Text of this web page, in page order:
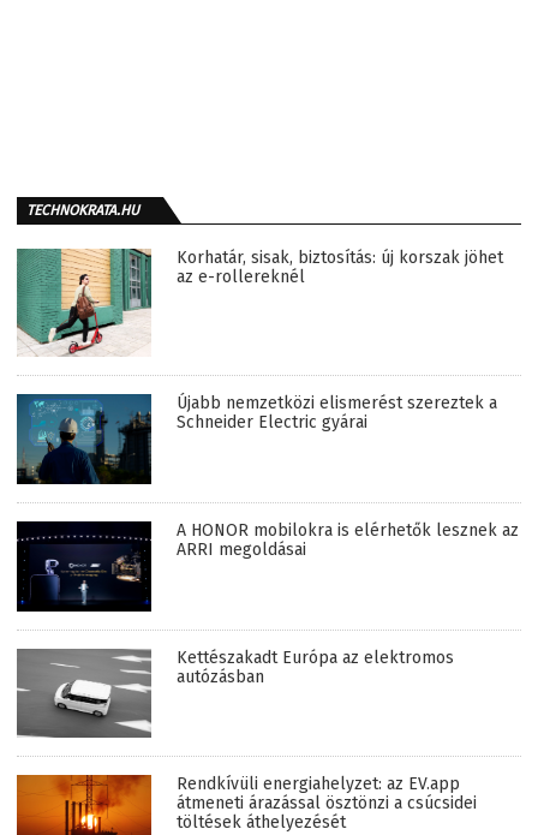
TECHNOKRATA.HU
Korhatár, sisak, biztosítás: új korszak jöhet
az e-rollereknél
Újabb nemzetközi elismerést szereztek a
Schneider Electric gyárai
A HONOR mobilokra is elérhetők lesznek az
ARRI megoldásai
Kettészakadt Európa az elektromos
autózásban
Rendkívüli energiahelyzet: az EV.app
átmeneti árazással ösztönzi a csúcsidei
töltések áthelyezését